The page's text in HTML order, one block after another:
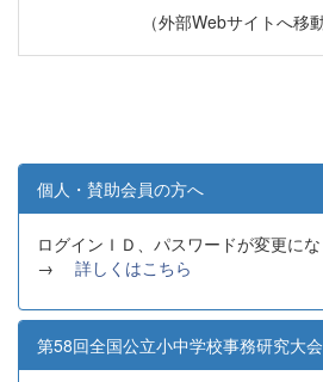
（外部Webサイトへ移
個人・賛助会員の方へ
ログインＩＤ、パスワードが変更にな
→ 詳しくはこちら
第58回全国公立小中学校事務研究大会